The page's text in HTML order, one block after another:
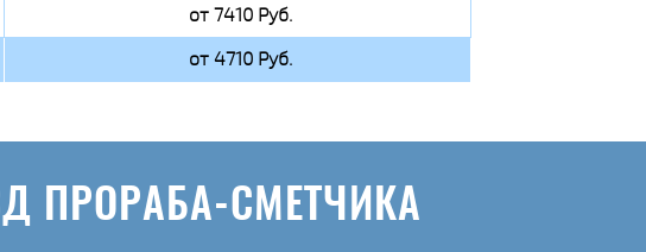
от 7410 Руб.
от 4710 Руб.
ПРОРАБА-СМЕТЧИКА